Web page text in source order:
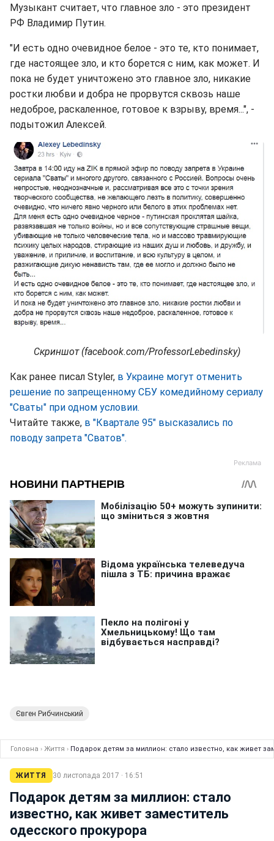
Музыкант считает, что главное зло - это президент
РФ Владимир Путин.
"И есть одно очевидное белое - это те, кто понимает,
где настоящее зло, и кто борется с ним, как может. И
пока не будет уничтожено это главное зло, никакие
ростки любви и добра не прорвутся сквозь наше
недоброе, раскаленное, готовое к взрыву, время...", -
подытожил Алексей.
Скриншот (facebook.com/ProfessorLebedinsky)
Как ранее писал Styler, в Украине могут отменить
решение по запрещенному СБУ комедийному сериалу
"Сваты" при одном условии.
Читайте также, в "Квартале 95" высказались по
поводу запрета "Сватов".
Євген Рибчинський
Головна › Життя › Подарок детям за миллион: стало известно, как живет
ЖИТТЯ 30 листопада 2017 · 16:51
Подарок детям за миллион: стало
известно, как живет заместитель
одесского прокурора